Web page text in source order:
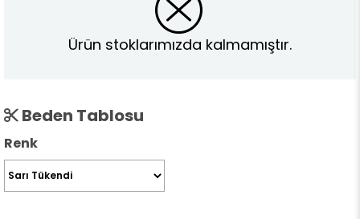
Ürün stoklarımızda kalmamıştır.
Beden Tablosu
Renk